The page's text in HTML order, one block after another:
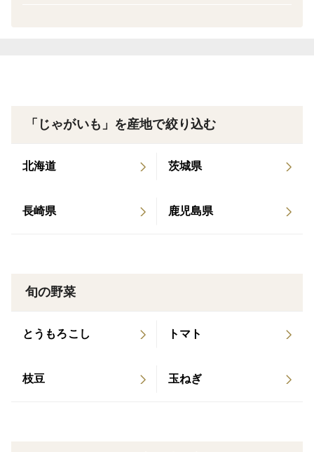
たらない風通しの良いところへ置いておいてください。
び割れしているものもございます。
畑の様子や農家の美味しいレシピはHP等で配信してい
「じゃがいも」を産地で絞り込む
北海道 茨城県
長崎県 鹿児島県
旬の野菜
とうもろこし トマト
枝豆 玉ねぎ